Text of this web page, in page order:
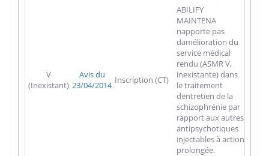
V
(Inexistant)
Avis du
23/04/2014 Inscription (CT)
ABILIFY
MAINTENA
napporte pas
damélioration du
service médical
rendu (ASMR V,
inexistante) dans
le traitement
dentretien de la
schizophrénie par
rapport aux autres
antipsychotiques
injectables à action
prolongée.